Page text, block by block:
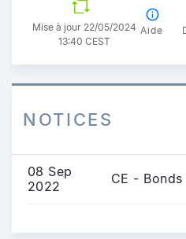
Mise à jour 22/05/2024
13:40 CEST
Aide
NOTICES
08 Sep
2022
CE -